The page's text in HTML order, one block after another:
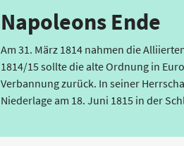
Napoleons Ende
Am 31. März 1814 nahmen die
1814/15 sollte die alte Ordnung in
Verbannung zurück. In seiner
Niederlage am 18. Juni 1815 in der